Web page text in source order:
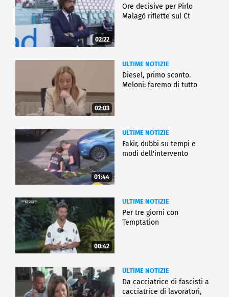
02:22
Ore decisive per Pirlo
Malagò riflette sul Ct
02:03
ULTIME NOTIZIE
Diesel, primo sconto.
Meloni: faremo di tutto
01:44
ULTIME NOTIZIE
Fakir, dubbi su tempi e
modi dell'intervento
00:42
ULTIME NOTIZIE
Per tre giorni con
Temptation
ULTIME NOTIZIE
Da cacciatrice di fascisti a
cacciatrice di lavoratori,